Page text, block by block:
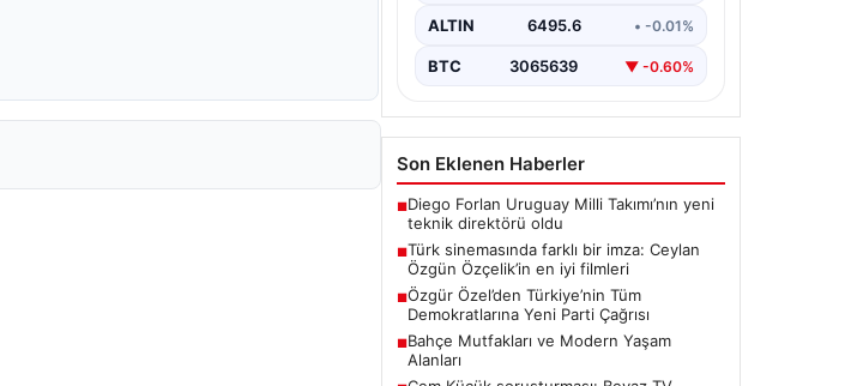
ALTIN 6495.6 • -0.01%
BTC 3065639 ▼ -0.60%
Son Eklenen Haberler
■Diego Forlan Uruguay Milli Takımı’nın yeni
teknik direktörü oldu
■Türk sinemasında farklı bir imza: Ceylan
Özgün Özçelik’in en iyi filmleri
■Özgür Özel’den Türkiye’nin Tüm
Demokratlarına Yeni Parti Çağrısı
■Bahçe Mutfakları ve Modern Yaşam
Alanları